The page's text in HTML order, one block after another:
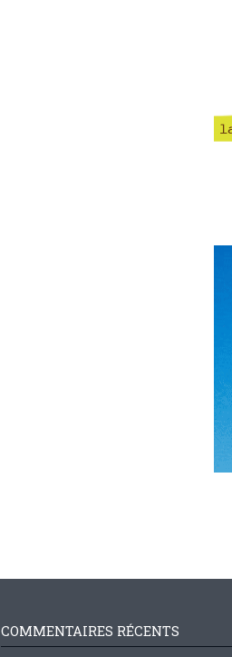
COMMENTAIRES RÉCENTS